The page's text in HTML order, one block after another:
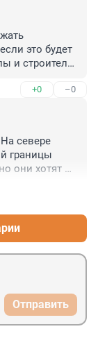
это будет
и строители
+0 –0
севере
границы
они хотят
Отправить